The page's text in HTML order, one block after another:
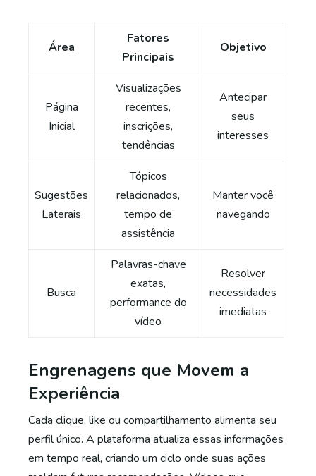
Área
Fatores
Principais
Objetivo
Página
Inicial
Visualizações
recentes,
inscrições,
tendências
Antecipar
seus
interesses
Sugestões
Laterais
Tópicos
relacionados,
tempo de
assistência
Manter você
navegando
Busca
Palavras-chave
exatas,
performance do
vídeo
Resolver
necessidades
imediatas
Engrenagens que Movem a
Experiência
Cada clique, like ou compartilhamento alimenta seu
perfil único. A plataforma atualiza essas informações
em tempo real, criando um ciclo onde suas ações